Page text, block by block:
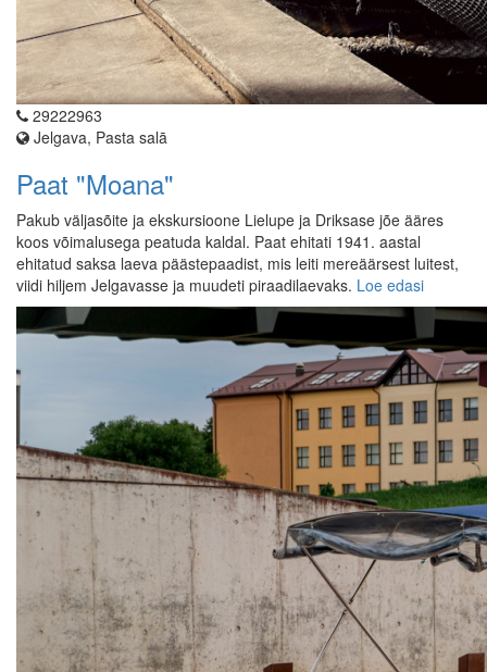
29222963
Jelgava, Pasta salā
Paat "Moana"
Pakub väljasõite ja ekskursioone Lielupe ja Driksase jõe ääres
koos võimalusega peatuda kaldal. Paat ehitati 1941. aastal
ehitatud saksa laeva päästepaadist, mis leiti mereäärsest luitest,
viidi hiljem Jelgavasse ja muudeti piraadilaevaks. Loe edasi